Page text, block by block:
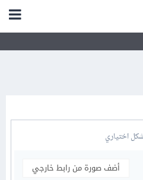
اختياري
أضف صورة من رابط خارجي